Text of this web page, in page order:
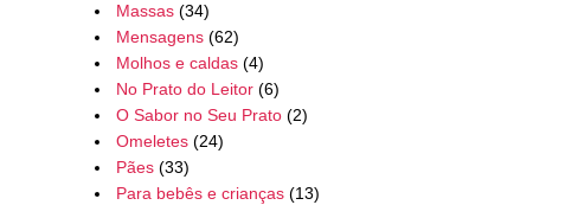
Massas (34)
Mensagens (62)
Molhos e caldas (4)
No Prato do Leitor (6)
O Sabor no Seu Prato (2)
Omeletes (24)
Pães (33)
Para bebês e crianças (13)